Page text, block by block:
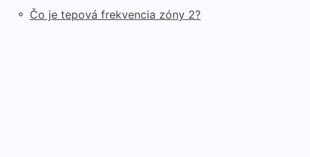
◦ Čo je tepová frekvencia zóny 2?